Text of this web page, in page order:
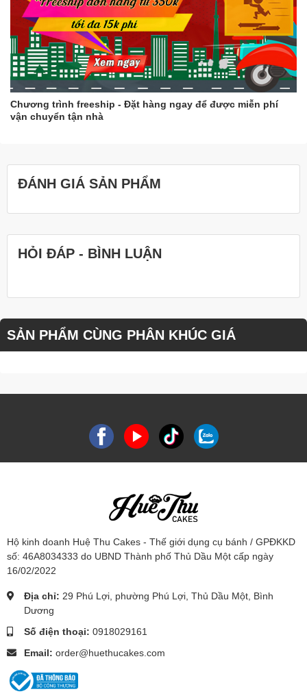
Chương trình freeship - Đặt hàng ngay để được miễn phí
vận chuyển tận nhà
ĐÁNH GIÁ SẢN PHẨM
HỎI ĐÁP - BÌNH LUẬN
SẢN PHẨM CÙNG PHÂN KHÚC GIÁ
Hộ kinh doanh Huệ Thu Cakes - Thế giới dụng cụ bánh / GPĐKKD
số: 46A8034333 do UBND Thành phố Thủ Dầu Một cấp ngày
16/02/2022
Địa chỉ: 29 Phú Lợi, phường Phú Lợi, Thủ Dầu Một, Bình
Dương
Số điện thoại: 0918029161
Email: order@huethucakes.com